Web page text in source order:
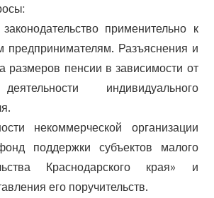
применительно к
предпринимателям. Разъяснения и
размеров пенсии в зависимости от
индивидуального
некоммерческой организации
поддержки субъектов малого
Краснодарского края» и
его поручительств.